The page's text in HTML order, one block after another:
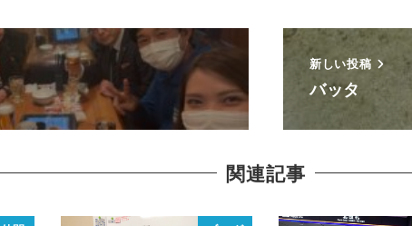
新しい投稿
バッタ
関連記事